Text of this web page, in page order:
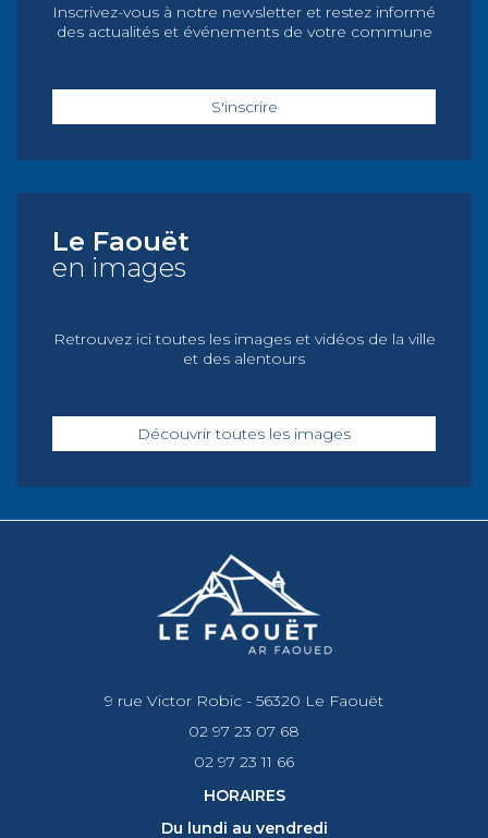
Inscrivez-vous à notre newsletter et restez informé
des actualités et événements de votre commune
S'inscrire
Le Faouët
en images
Retrouvez ici toutes les images et vidéos de la ville
et des alentours
Découvrir toutes les images
9 rue Victor Robic - 56320 Le Faouët
02 97 23 07 68
02 97 23 11 66
HORAIRES
Du lundi au vendredi